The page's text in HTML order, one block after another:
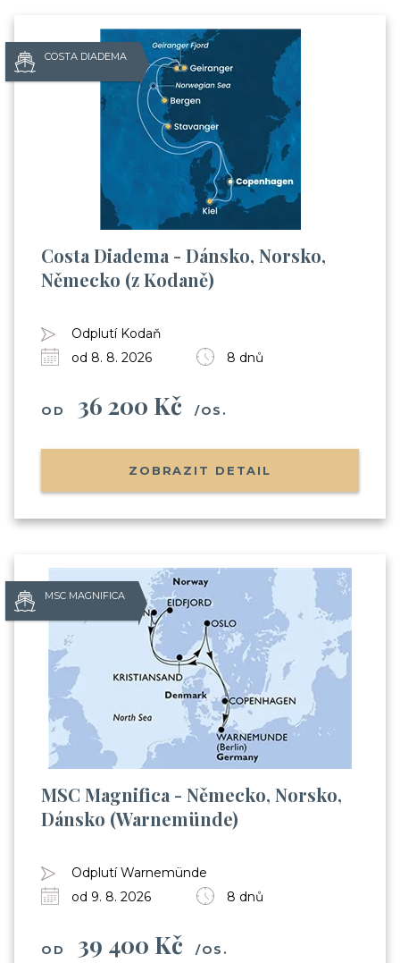
COSTA DIADEMA
Costa Diadema - Dánsko, Norsko,
Německo (z Kodaně)
Odplutí Kodaň
od 8. 8. 2026
8 dnů
OD 36 200 Kč /OS.
ZOBRAZIT DETAIL
MSC MAGNIFICA
MSC Magnifica - Německo, Norsko,
Dánsko (Warnemünde)
Odplutí Warnemünde
od 9. 8. 2026
8 dnů
OD 39 400 Kč /OS.